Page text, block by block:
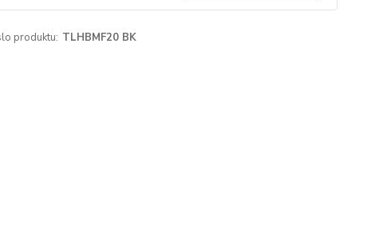
produktu: TLHBMF20 BK